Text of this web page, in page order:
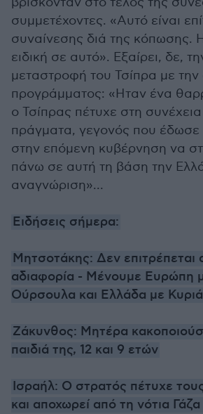
συμμετέχοντες. «Αυτό είναι
συναίνεσης διά της κόπωσης.
ειδική σε αυτό». Εξαίρει, δε,
μεταστροφή του Τσίπρα με
προγράμματος: «Ηταν ένα
ο Τσίπρας πέτυχε στη
πράγματα, γεγονός που έδωσε
στην επόμενη κυβέρνηση να
πάνω σε αυτή τη βάση την
αναγνώριση»...
Ειδήσεις σήμερα:
Μητσοτάκης: Δεν επιτρέπεται
αδιαφορία - Μένουμε Ευρώπη
Ούρσουλα και Ελλάδα με
Ζάκυνθος: Μητέρα
παιδιά της, 12 και 9 ετών
Ισραήλ: Ο στρατός πέτυχε
και αποχωρεί από τη νότια